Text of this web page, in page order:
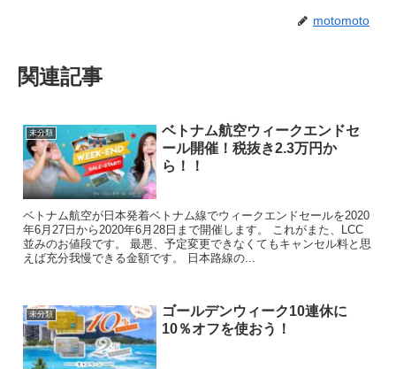
motomoto
関連記事
未分類
ベトナム航空ウィークエンドセ
ール開催！税抜き2.3万円か
ら！！
ベトナム航空が日本発着ベトナム線でウィークエンドセールを2020
年6月27日から2020年6月28日まで開催します。 これがまた、LCC
並みのお値段です。 最悪、予定変更できなくてもキャンセル料と思
えば充分我慢できる金額です。 日本路線の...
未分類
ゴールデンウィーク10連休に
10％オフを使おう！